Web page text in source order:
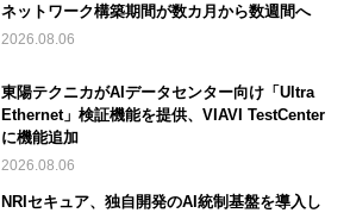
ネットワーク構築期間が数カ月から数週間へ
2026.08.06
東陽テクニカがAIデータセンター向け「Ultra
Ethernet」検証機能を提供、VIAVI TestCenter
に機能追加
2026.08.06
NRIセキュア、独自開発のAI統制基盤を導入し